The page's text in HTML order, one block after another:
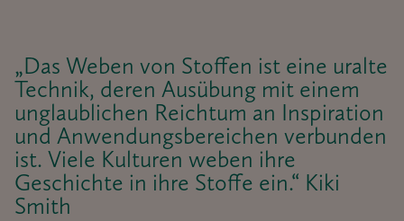
„Das Weben von Stoffen ist eine uralte
Technik, deren Ausübung mit einem
unglaublichen Reichtum an Inspiration
und Anwendungsbereichen verbunden
ist. Viele Kulturen weben ihre
Geschichte in ihre Stoffe ein.“ Kiki
Smith